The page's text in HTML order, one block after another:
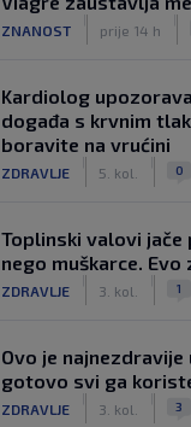
ZNANOST prije 14 h
Kardiolog
događa s krvnim
boravite na vrućini
ZDRAVLJE 5. kol. 0
Toplinski valovi jače
nego muškarce. Evo
ZDRAVLJE 3. kol. 1
Ovo je najnezdravije
gotovo svi ga
ZDRAVLJE 3. kol. 3